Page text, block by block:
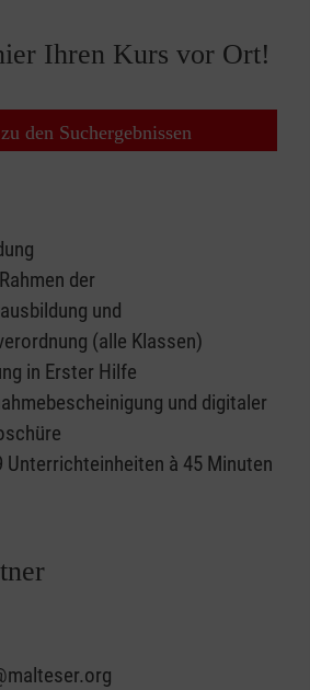
Ihren Kurs vor Ort!
den Suchergebnissen
der
und
(alle Klassen)
in Erster Hilfe
und digitaler
Unterrichteinheiten à 45 Minuten